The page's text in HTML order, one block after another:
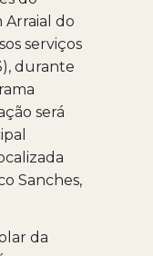
do
serviços
durante
será
Sanches,
da